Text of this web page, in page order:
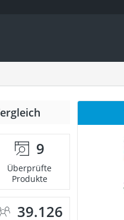
9
Überprüfte
Produkte
39.126